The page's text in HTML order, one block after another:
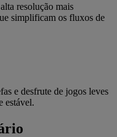
resolução mais
simplificam os fluxos de
e desfrute de jogos leves
estável.